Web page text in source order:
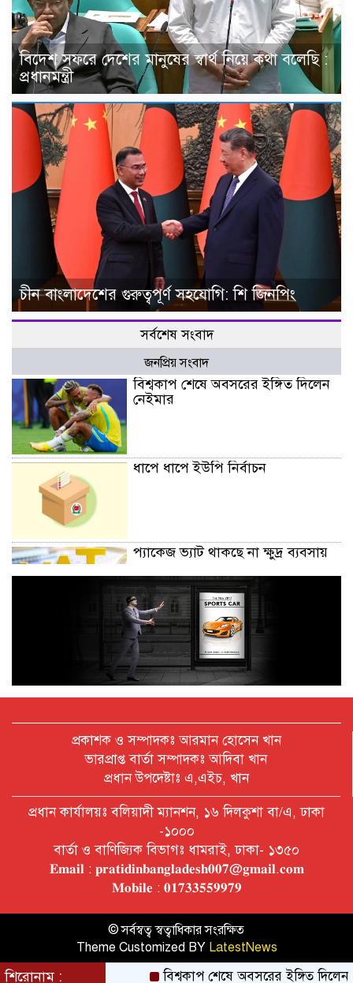
বিদেশ সফরে দেশের মানুষের স্বার্থ নিয়ে কথা বলেছি :
প্রধানমন্ত্রী
চীন বাংলাদেশের গুরুত্বপূর্ণ সহযোগি: শি জিনপিং
সর্বশেষ সংবাদ
জনপ্রিয় সংবাদ
বিশ্বকাপ শেষে অবসরের ইঙ্গিত দিলেন
নেইমার
ধাপে ধাপে ইউপি নির্বাচন
প্যাকেজ ভ্যাট থাকছে না ক্ষুদ্র ব্যবসায়
অক্টোবরে স্থানীয় সরকার নির্বাচন
আয়োজনের লক্ষ্যে প্রস্তুতি চলছে : ইসি
বিদেশ সফরে দেশের মানুষের স্বার্থ নিয়ে
কথা বলেছি : প্রধানমন্ত্রী
চীন বাংলাদেশের গুরুত্বপূর্ণ সহযোগি:
শি জিনপিং
দুপুরের মধ্যে ঢাকাসহ ৯ জেলায় ৬০
সেরা উপহার
প্রকাশক ও সম্পাদকঃ আরমান হোসেন খান
ভারপ্রাপ্ত বার্তা সম্পাদকঃ আদিবা খান
প্রধান উপদেষ্টাঃ এ,এইচ, খান
প্রধান কার্যালয়ঃ বলিয়াদী ম্যানশন, ১৬ দিলকুশা বা/এ, ঢাকা
-১০০০
বার্তা ও বাণিজ্যিক বিভাগঃ ধামরাই, ঢাকা- ১৩৫০
𝐄𝐦𝐚𝐢𝐥 : 𝐩𝐫𝐚𝐭𝐢𝐝𝐢𝐧𝐛𝐚𝐧𝐠𝐥𝐚𝐝𝐞𝐬𝐡𝟎𝟎𝟕@𝐠𝐦𝐚𝐢𝐥.𝐜𝐨𝐦
𝐌𝐨𝐛𝐢𝐥𝐞 : 𝟎𝟏𝟕𝟑𝟑𝟓𝟓𝟗𝟗𝟕𝟗
শিরোনাম : বিশ্বকাপ শেষে অবসরের ইঙ্গিত দিলেন
© সর্বস্বত্ব স্বত্বাধিকার সংরক্ষিত
Theme Customized BY LatestNews